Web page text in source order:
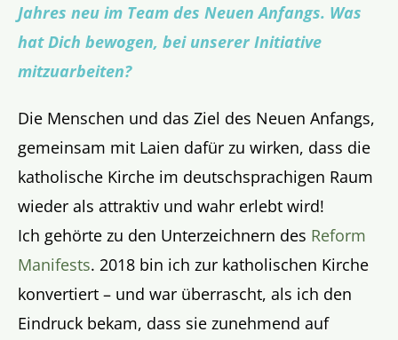
Jahres neu im Team des Neuen Anfangs. Was
hat Dich bewogen, bei unserer Initiative
mitzuarbeiten?
Die Menschen und das Ziel des Neuen Anfangs,
gemeinsam mit Laien dafür zu wirken, dass die
katholische Kirche im deutschsprachigen Raum
wieder als attraktiv und wahr erlebt wird!
Ich gehörte zu den Unterzeichnern des Reform
Manifests. 2018 bin ich zur katholischen Kirche
konvertiert – und war überrascht, als ich den
Eindruck bekam, dass sie zunehmend auf